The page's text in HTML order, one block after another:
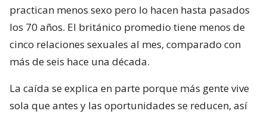
practican menos sexo pero lo hacen hasta pasados
los 70 años. El británico promedio tiene menos de
cinco relaciones sexuales al mes, comparado con
más de seis hace una década.
La caída se explica en parte porque más gente vive
sola que antes y las oportunidades se reducen, así